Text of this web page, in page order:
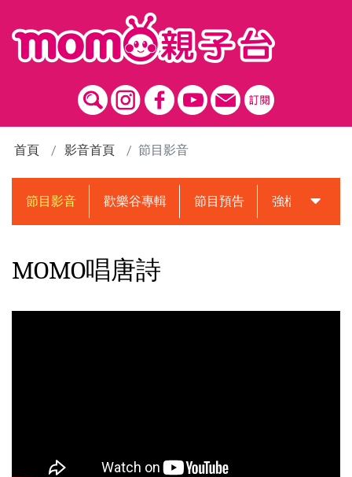
首頁 影音首頁 節目影音
節目影音 歡樂谷專輯 節目預告 強檔動畫預告
MOMO唱唐詩